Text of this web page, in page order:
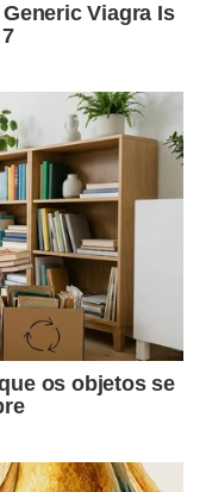
desempenho.
a papel higiênico
e aumenta a
semanas.